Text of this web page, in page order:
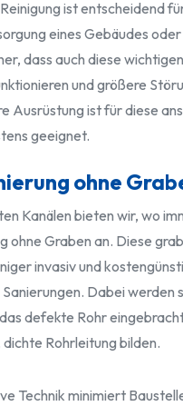
ist entscheidend
eines Gebäudes
dass auch diese
und größere
Ausrüstung ist für diese
geeignet.
ohne
Kanälen bieten wir, wo
ohne Graben an. Diese
invasiv und
Dabei werden
defekte Rohr
dichte Rohrleitung bilden.
Technik minimiert